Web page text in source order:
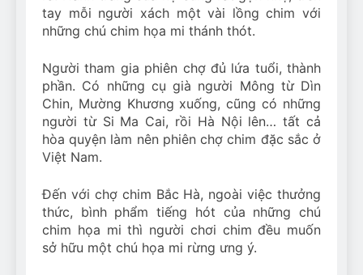
tay mỗi người xách một vài lồng chim với
những chú chim họa mi thánh thót.
Người tham gia phiên chợ đủ lứa tuổi, thành
phần. Có những cụ già người Mông từ Dìn
Chin, Mường Khương xuống, cũng có những
người từ Si Ma Cai, rồi Hà Nội lên… tất cả
hòa quyện làm nên phiên chợ chim đặc sắc ở
Việt Nam.
Đến với chợ chim Bắc Hà, ngoài việc thưởng
thức, bình phẩm tiếng hót của những chú
chim họa mi thì người chơi chim đều muốn
sở hữu một chú họa mi rừng ưng ý.